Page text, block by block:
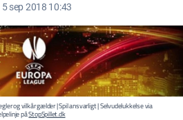
5 sep 2018 10:43
og vilkår gælder | Spil ansvarligt | Selvudelukkelse via
påStopSpillet.dk